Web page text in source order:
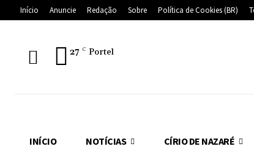
Início Anuncie Redação Sobre Política de Cookies (BR)
27 C Portel
INÍCIO NOTÍCIAS CÍRIO DE NAZARÉ